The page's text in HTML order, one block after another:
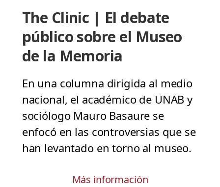
The Clinic | El debate
público sobre el Museo
de la Memoria
En una columna dirigida al medio
nacional, el académico de UNAB y
sociólogo Mauro Basaure se
enfocó en las controversias que se
han levantado en torno al museo.
Más información